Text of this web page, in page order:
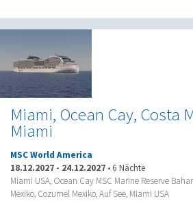
Miami, Ocean Cay, Costa
Miami
MSC World America
18.12.2027 - 24.12.2027 • 6 Nächte
Miami USA, Ocean Cay MSC Marine Reserve
Mexiko, Cozumel Mexiko, Auf See, Miami USA